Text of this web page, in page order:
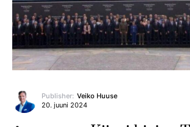
Publisher: Veiko Huuse
20. juuni 2024